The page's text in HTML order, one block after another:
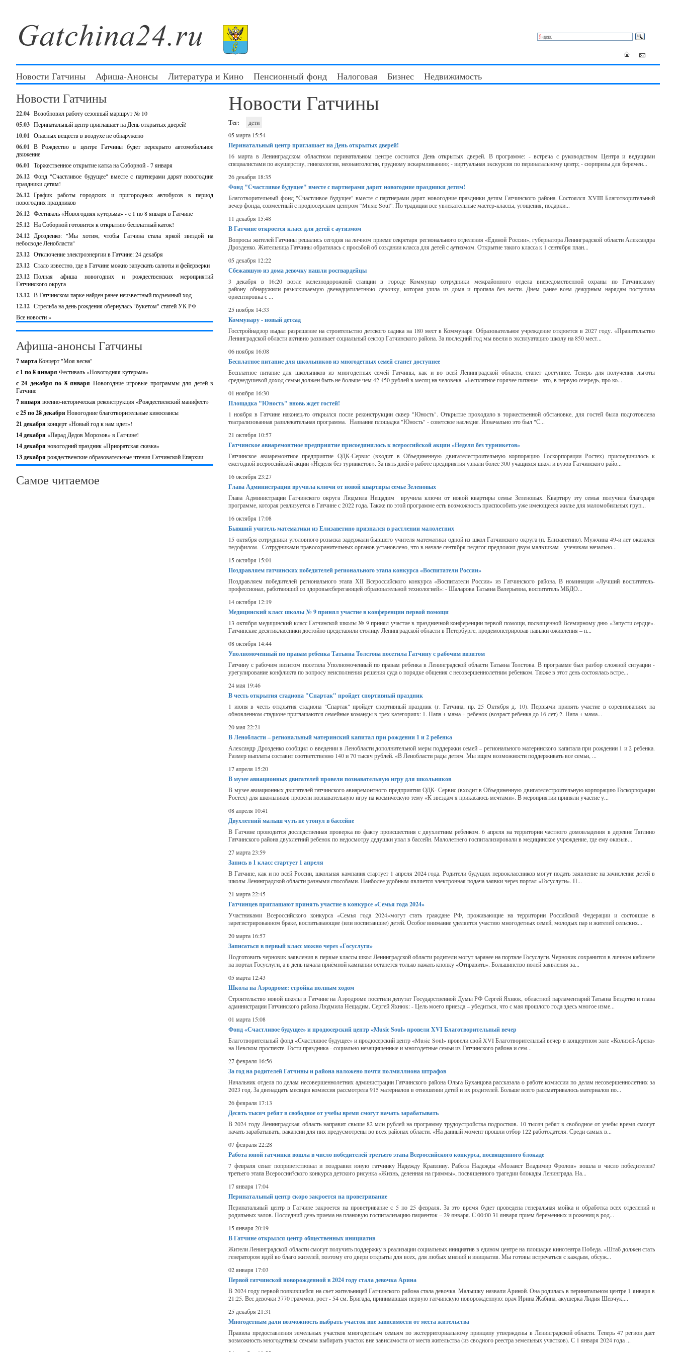
Новости Гатчины Афиша-Анонсы Литература и Кино Пенсионный фонд Налоговая Бизнес Недвижимость
Новости Гатчины
22.04 Возобновил работу сезонный маршрут № 10
05.03 Перинатальный центр приглашает на День открытых дверей!
10.01 Опасных веществ в воздухе не обнаружено
06.01 В Рождество в центре Гатчины будет перекрыто автомобильное
движение
06.01 Торжественное открытие катка на Соборной - 7 января
26.12 Фонд "Счастливое будущее" вместе с партнерами дарят новогодние
праздники детям!
26.12 График работы городских и пригородных автобусов в период
новогодних праздников
26.12 Фестиваль «Новогодняя кутерьма» - с 1 по 8 января в Гатчине
25.12 На Соборной готовится к открытию бесплатный каток!
24.12 Дрозденко: "Мы хотим, чтобы Гатчина стала яркой звездой на
небосводе Ленобласти"
23.12 Отключение электроэнергии в Гатчине: 24 декабря
23.12 Стало известно, где в Гатчине можно запускать салюты и фейерверки
23.12 Полная афиша новогодних и рождественских мероприятий
Гатчинского округа
13.12 В Гатчинском парке найден ранее неизвестный подземный ход
12.12 Стрельба на день рождения обернулась "букетом" статей УК РФ
Все новости »
Афиша-анонсы Гатчины
7 мартаКонцерт "Моя весна"
с 1 по 8 января Фестиваль «Новогодняя кутерьма»
с 24 декабря по 8 января Новогодние игровые программы для детей в
Гатчине
7 января военно-историческая реконструкция «Рождественский манифест»
c 25 по 28 декабря Новогодние благотворительные киносеансы
21 декабря концерт «Новый год к нам идет»!
14 декабря «Парад Дедов Морозов» в Гатчине!
14 декабря новогодний праздник «Приоратская сказка»
13 декабря рождественские образовательные чтения Гатчинской Епархии
Самое читаемое
Новости Гатчины
Тег:
дети
05 марта 15:54
Перинатальный центр приглашает на День открытых дверей!
16 марта в Ленинградском областном перинатальном центре состоится День открытых дверей. В программе: - встреча с руководством Центра и ведущими
специалистами по акушерству, гинекологии, неонантологии, грудному вскармливанию; - виртуальная экскурсия по перинатальному центр; - сюрпризы для беремен...
26 декабря 18:35
Фонд "Счастливое будущее" вместе с партнерами дарят новогодние праздники детям!
Благотворительный фонд "Счастливое будущее" вместе с партнерами дарят новогодние праздники детям Гатчинского района. Состоялся XVIII Благотворительный
вечер фонда, совместный с продюсерским центром “Music Soul”. По традиции все увлекательные мастер-классы, угощения, подарки...
11 декабря 15:48
В Гатчине откроется класс для детей с аутизмом
Вопросы жителей Гатчины решались сегодня на личном приеме секретаря регионального отделения «Единой России», губернатора Ленинградской области Александра
Дрозденко. Жительница Гатчины обратилась с просьбой об создании класса для детей с аутизмом. Открытие такого класса к 1 сентября план...
05 декабря 12:22
Сбежавшую из дома девочку нашли росгвардейцы
3 декабря в 16:20 возле железнодорожной станции в городе Коммунар сотрудники межрайонного отдела вневедомственной охраны по Гатчинскому
району обнаружили разыскиваемую двенадцатилетнюю девочку, которая ушла из дома и пропала без вести. Днем ранее всем дежурным нарядам поступила
ориентировка с ...
25 ноября 14:33
Коммунару - новый детсад
Госстройнадзор выдал разрешение на строительство детского садика на 180 мест в Коммунаре. Образовательное учреждение откроется в 2027 году. «Правительство
Ленинградской области активно развивает социальный сектор Гатчинского района. За последний год мы ввели в эксплуатацию школу на 850 мест...
06 ноября 16:08
Бесплатное питание для школьников из многодетных семей станет доступнее
Бесплатное питание для школьников из многодетных семей Гатчины, как и во всей Ленинградской области, станет доступнее. Теперь для получения льготы
среднедушевой доход семьи должен быть не больше чем 42 450 рублей в месяц на человека. «Бесплатное горячее питание - это, в первую очередь, про ко...
01 ноября 16:30
Площадка "Юность" вновь ждет гостей!
1 ноября в Гатчине наконец-то открылся после реконструкции сквер "Юность". Открытие проходило в торжественной обстановке, для гостей была подготовлена
театрализованная развлекательная программа. Название площадка "Юность" - советское наследие. Изначально это был "С...
21 октября 10:57
Гатчинское авиаремонтное предприятие присоединилось к всероссийской акции «Неделя без турникетов»
Гатчинское авиаремонтное предприятие ОДК-Сервис (входит в Объединенную двигателестроительную корпорацию Госкорпорации Ростех) присоединилось к
ежегодной всероссийской акции «Неделя без турникетов». За пять дней о работе предприятия узнали более 300 учащихся школ и вузов Гатчинского райо...
16 октября 23:27
Глава Администрации вручила ключи от новой квартиры семье Зеленовых
Глава Администрации Гатчинского округа Людмила Нещадим вручила ключи от новой квартиры семье Зеленовых. Квартиру эту семья получила благодаря
программе, которая реализуется в Гатчине с 2022 года. Также по этой программе есть возможность приспособить уже имеющееся жилье для маломобильных груп...
16 октября 17:08
Бывший учитель математики из Елизаветино признался в растлении малолетних
15 октября cотрудники уголовного розыска задержали бывшего учителя математики одной из школ Гатчинского округа (п. Елизаветино). Мужчина 49-и лет оказался
педофилом. Сотрудниками правоохранительных органов установлено, что в начале сентября педагог предложил двум мальчикам - ученикам начально...
15 октября 15:01
Поздравляем гатчинских победителей регионального этапа конкурса «Воспитатели России»
Поздравляем победителей регионального этапа ХII Всероссийского конкурса «Воспитатели России» из Гатчинского района. В номинации «Лучший воспитатель-
профессионал, работающий со здоровьесберегающей образовательной технологией»: - Шаларова Татьяна Валерьевна, воспитатель МБДО...
14 октября 12:19
Медицинский класс школы № 9 принял участие в конференции первой помощи
13 октября медицинский класс Гатчинской школы № 9 принял участие в праздничной конференции первой помощи, посвященной Всемирному дню «Запусти сердце».
Гатчинские десятиклассники достойно представили столицу Ленинградской области в Петербурге, продемонстрировав навыки оживления – п...
08 октября 14:44
Уполномоченный по правам ребенка Татьяна Толстова посетила Гатчину с рабочим визитом
Гатчину с рабочим визитом посетила Уполномоченный по правам ребенка в Ленинградской области Татьяна Толстова. В программе был разбор сложной ситуации -
урегулирование конфликта по вопросу неисполнения решения суда о порядке общения с несовершеннолетним ребенком. Также в этот день состоялась встре...
24 мая 19:46
В честь открытия стадиона "Спартак" пройдет спортивный праздник
1 июня в честь открытия стадиона "Спартак" пройдет спортивный праздник (г. Гатчина, пр. 25 Октября д. 10). Первыми принять участие в соревнованиях на
обновленном стадионе приглашаются семейные команды в трех категориях: 1. Папа + мама + ребенок (возраст ребенка до 16 лет) 2. Папа + мама...
20 мая 22:21
В Ленобласти – региональный материнский капитал при рождении 1 и 2 ребенка
Александр Дрозденко сообщил о введении в Ленобласти дополнительной меры поддержки семей – регионального материнского капитала при рождении 1 и 2 ребенка.
Размер выплаты составит соответственно 140 и 70 тысяч рублей. «В Ленобласти рады детям. Мы ищем возможности поддерживать все семьи, ...
17 апреля 15:20
В музее авиационных двигателей провели познавательную игру для школьников
В музее авиационных двигателей гатчинского авиаремонтного предприятия ОДК- Сервис (входит в Объединенную двигателестроительную корпорацию Госкорпорации
Ростех) для школьников провели познавательную игру на космическую тему «К звездам я прикасаюсь мечтами». В мероприятии приняли участие у...
08 апреля 10:41
Двухлетний малыш чуть не утонул в бассейне
В Гатчине проводится доследственная проверка по факту происшествия с двухлетним ребенком. 6 апреля на территории частного домовладения в деревне Тяглино
Гатчинского района двухлетний ребенок по недосмотру дедушки упал в бассейн. Малолетнего госпитализировали в медицинское учреждение, где ему оказыв...
27 марта 23:59
Запись в 1 класс стартует 1 апреля
В Гатчине, как и по всей России, школьная кампания стартует 1 апреля 2024 года. Родители будущих первоклассников могут подать заявление на зачисление детей в
школы Ленинградской области разными способами. Наиболее удобным является электронная подача заявки через портал «Госуслуги». П...
21 марта 22:45
Гатчинцев приглашают принять участие в конкурсе «Семья года 2024»
Участниками Всероссийского конкурса «Семья года 2024»могут стать граждане РФ, проживающие на территории Российской Федерации и состоящие в
зарегистрированном браке, воспитывающие (или воспитавшие) детей. Особое внимание уделяется участию многодетных семей, молодых пар и жителей сельских...
20 марта 16:57
Записаться в первый класс можно через «Госуслуги»
Подготовить черновик заявления в первые классы школ Ленинградской области родители могут заранее на портале Госуслуги. Черновик сохранится в личном кабинете
на портал Госуслуги, а в день начала приёмной кампании останется только нажать кнопку «Отправить». Большинство полей заявления за...
05 марта 12:43
Школа на Аэродроме: стройка полным ходом
Строительство новой школы в Гатчине на Аэродроме посетили депутат Государственной Думы РФ Сергей Яхнюк, областной парламентарий Татьяна Бездетко и глава
администрации Гатчинского района Людмила Нещадим. Сергей Яхнюк: - Цель моего приезда – убедиться, что с мая прошлого года здесь многое изме...
01 марта 15:08
Фонд «Счастливое будущее» и продюсерский центр «Music Soul» провели XVI Благотворительный вечер
Благотворительный фонд «Счастливое будущее» и продюсерский центр «Music Soul» провели свой XVI Благотворительный вечер в концертном зале «Колизей-Арена»
на Невском проспекте. Гости праздника - социально незащищенные и многодетные семьи из Гатчинского района и сем...
27 февраля 16:56
За год на родителей Гатчины и района наложено почти полмиллиона штрафов
Начальник отдела по делам несовершеннолетних администрации Гатчинского района Ольга Буханцова рассказала о работе комиссии по делам несовершеннолетних за
2023 год. За двенадцать месяцев комиссия рассмотрела 915 материалов в отношении детей и их родителей. Больше всего рассматривалось материалов по...
26 февраля 17:13
Десять тысяч ребят в свободное от учебы время смогут начать зарабатывать
В 2024 году Ленинградская область направит свыше 82 млн рублей на программу трудоустройства подростков. 10 тысяч ребят в свободное от учебы время смогут
начать зарабатывать, вакансии для них предусмотрены во всех районах области. «На данный момент прошли отбор 122 работодателя. Среди самых в...
07 февраля 22:28
Работа юной гатчинки вошла в число победителей третьего этапа Всероссийского конкурса, посвященного блокаде
7 февраля сенат поприветствовал и поздравил юную гатчинку Надежду Краплину. Работа Надежды «Мозаист Владимир Фролов» вошла в число победителеи?
третьего этапа Всероссии?ского конкурса детского рисунка «Жизнь, деленная на граммы», посвященного трагедии блокады Ленинграда. На...
17 января 17:04
Перинатальный центр скоро закроется на проветривание
Перинатальный центр в Гатчине закроется на проветривание с 5 по 25 февраля. За это время будет проведена генеральная мойка и обработка всех отделений и
родильных залов. Последний день приема на плановую госпитализацию пациенток – 29 января. С 00:00 31 января прием беременных и рожениц в род...
15 января 20:19
В Гатчине открылся центр общественных инициатив
Жители Ленинградской области смогут получить поддержку в реализации социальных инициатив в едином центре на площадке кинотеатра Победа. «Штаб должен стать
генератором идей во благо жителей, поэтому его двери открыты для всех, для любых мнений и инициатив. Мы готовы встречаться с каждым, обсуж...
02 января 17:03
Первой гатчинской новорожденной в 2024 году стала девочка Арина
В 2024 году первой появившейся на свет жительницей Гатчинского района стала девочка. Малышку назвали Ариной. Она родилась в перинатальном центре 1 января в
21:25. Вес девочки 3770 граммов, рост - 54 см. Бригада, принимавшая первую гатчинскую новорожденную: врач Ирина Жабина, акушерка Лидия Шевчук,...
25 декабря 21:31
Многодетным дали возможность выбрать участок вне зависимости от места жительства
Правила предоставления земельных участков многодетным семьям по экстерриториальному принципу утверждены в Ленинградской области. Теперь 47 регион дает
возможность многодетным семьям выбирать участок вне зависимости от места жительства (из сводного реестра земельных участков). С 1 января 2024 года ...